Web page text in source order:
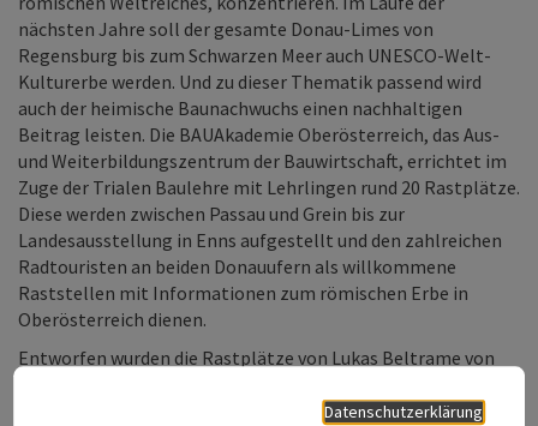
nächsten Jahre soll der gesamte Donau-Limes von
Regensburg bis zum Schwarzen Meer auch UNESCO-Welt-
Kulturerbe werden. Und zu dieser Thematik passend wird
auch der heimische Baunachwuchs einen nachhaltigen
Beitrag leisten. Die BAUAkademie Oberösterreich, das Aus-
und Weiterbildungszentrum der Bauwirtschaft, errichtet im
Zuge der Trialen Baulehre mit Lehrlingen rund 20 Rastplätze.
Diese werden zwischen Passau und Grein bis zur
Landesausstellung in Enns aufgestellt und den zahlreichen
Radtouristen an beiden Donauufern als willkommene
Raststellen mit Informationen zum römischen Erbe in
Oberösterreich dienen.
Entworfen wurden die Rastplätze von Lukas Beltrame von
Datenschutzerklärung